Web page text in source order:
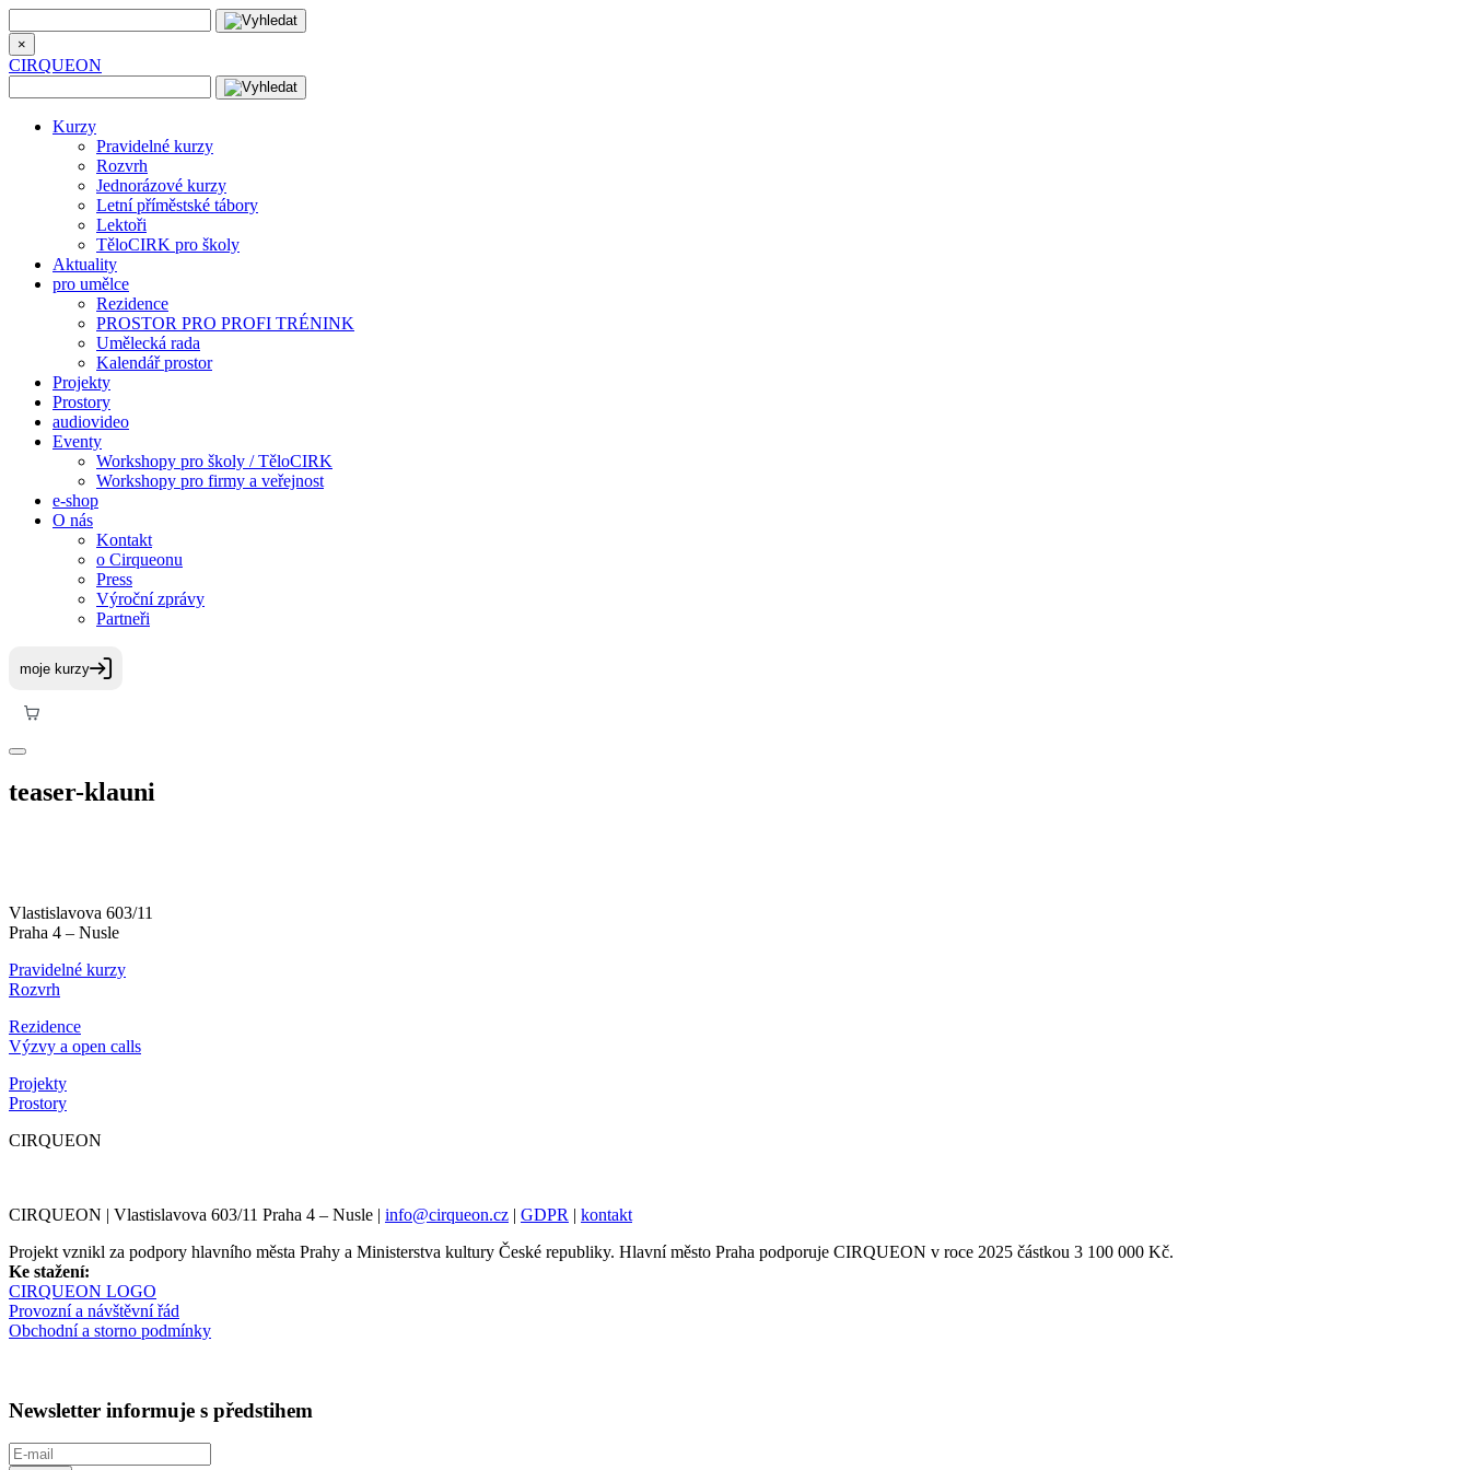
×
CIRQUEON
Kurzy
Pravidelné kurzy
Rozvrh
Jednorázové kurzy
Letní příměstské tábory
Lektoři
TěloCIRK pro školy
Aktuality
pro umělce
Rezidence
PROSTOR PRO PROFI TRÉNINK
Umělecká rada
Kalendář prostor
Projekty
Prostory
audiovideo
Eventy
Workshopy pro školy / TěloCIRK
Workshopy pro firmy a veřejnost
e-shop
O nás
Kontakt
o Cirqueonu
Press
Výroční zprávy
Partneři
teaser-klauni
Vlastislavova 603/11
Praha 4 – Nusle
Pravidelné kurzy
Rozvrh
Rezidence
Výzvy a open calls
Projekty
Prostory
CIRQUEON
CIRQUEON | Vlastislavova 603/11 Praha 4 – Nusle | info@cirqueon.cz | GDPR | kontakt
Projekt vznikl za podpory hlavního města Prahy a Ministerstva kultury České republiky. Hlavní město Praha podporuje CIRQUEON v roce 2025 částkou 3 100 000 Kč.
Ke stažení:
CIRQUEON LOGO
Provozní a návštěvní řád
Obchodní a storno podmínky
Newsletter informuje s předstihem